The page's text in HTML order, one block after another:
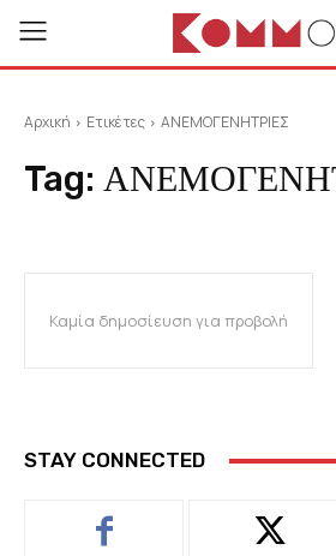
Αρχική Ετικέτες ΑΝΕΜΟΓΕΝΗΤΡΙΕΣ
Tag:
Καμία δημοσίευση για προβολή
STAY CONNECTED